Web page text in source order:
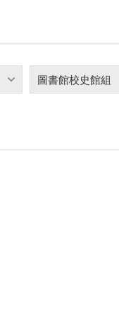
圖書館校史館組